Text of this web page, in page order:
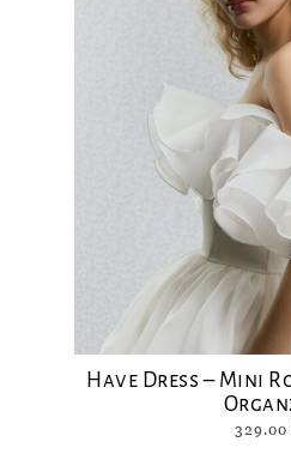
Have Dress – Mini
329.00